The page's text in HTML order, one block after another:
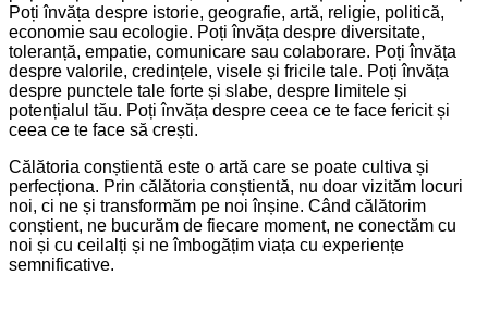
Poți învăța despre istorie, geografie, artă, religie, politică,
economie sau ecologie. Poți învăța despre diversitate,
toleranță, empatie, comunicare sau colaborare. Poți învăța
despre valorile, credințele, visele și fricile tale. Poți învăța
despre punctele tale forte și slabe, despre limitele și
potențialul tău. Poți învăța despre ceea ce te face fericit și
ceea ce te face să crești.
Călătoria conștientă este o artă care se poate cultiva și
perfecționa. Prin călătoria conștientă, nu doar vizităm locuri
noi, ci ne și transformăm pe noi înșine. Când călătorim
conștient, ne bucurăm de fiecare moment, ne conectăm cu
noi și cu ceilalți și ne îmbogățim viața cu experiențe
semnificative.